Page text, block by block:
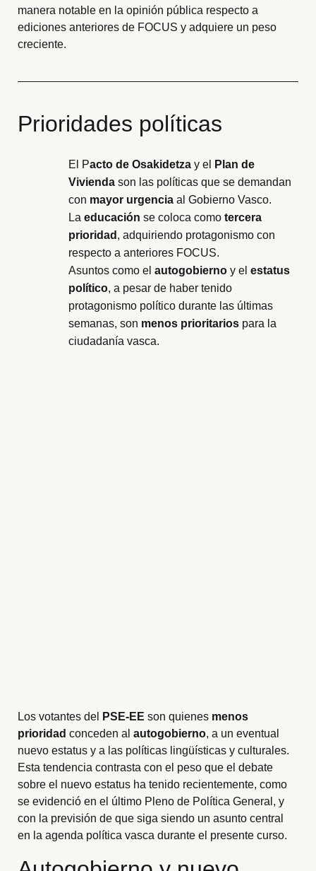
manera notable en la opinión pública respecto a
ediciones anteriores de FOCUS y adquiere un peso
creciente.
Prioridades políticas
El Pacto de Osakidetza y el
Plan de
Vivienda son las políticas que se demandan
con mayor urgencia al Gobierno Vasco.
Laeducación se coloca comotercera
prioridad , adquiriendo protagonismo con
respecto a anteriores FOCUS.
Asuntos como elautogobierno y elestatus
político, a pesar de haber tenido
protagonismo político durante las últimas
semanas, son menos prioritarios para la
ciudadanía vasca.
Los votantes del PSE-EE son quienes menos
prioridad conceden alautogobierno, a un eventual
nuevo estatus y a las políticas lingüísticas y culturales.
Esta tendencia contrasta con el peso que el debate
sobre el nuevo estatus ha tenido recientemente, como
se evidenció en el último Pleno de Política General, y
con la previsión de que siga siendo un asunto central
en la agenda política vasca durante el presente curso.